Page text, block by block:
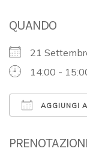
QUANDO
21
14:00 -
AGGIUNGI
PRENOTAZIONI